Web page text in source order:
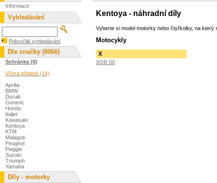
Kentoya - náhradní díly
Vyberte si model motorky nebo čtyřkolky, na který
Motocykly
X
XOR 50
Informace
Vyhledávání
Pokročilé vyhledávání
Dle značky (8066)
Schránka (0)
Včera přidané (14)
Aprilia
BMW
Ducati
Generic
Honda
Italjet
Kawasaki
Kentoya
KTM
Malaguti
Peugeot
Piaggio
Suzuki
Triumph
Yamaha
Díly - motorky